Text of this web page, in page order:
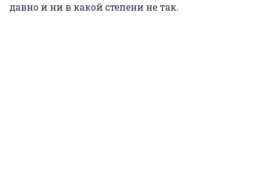
давно и ни в какой степени не так.